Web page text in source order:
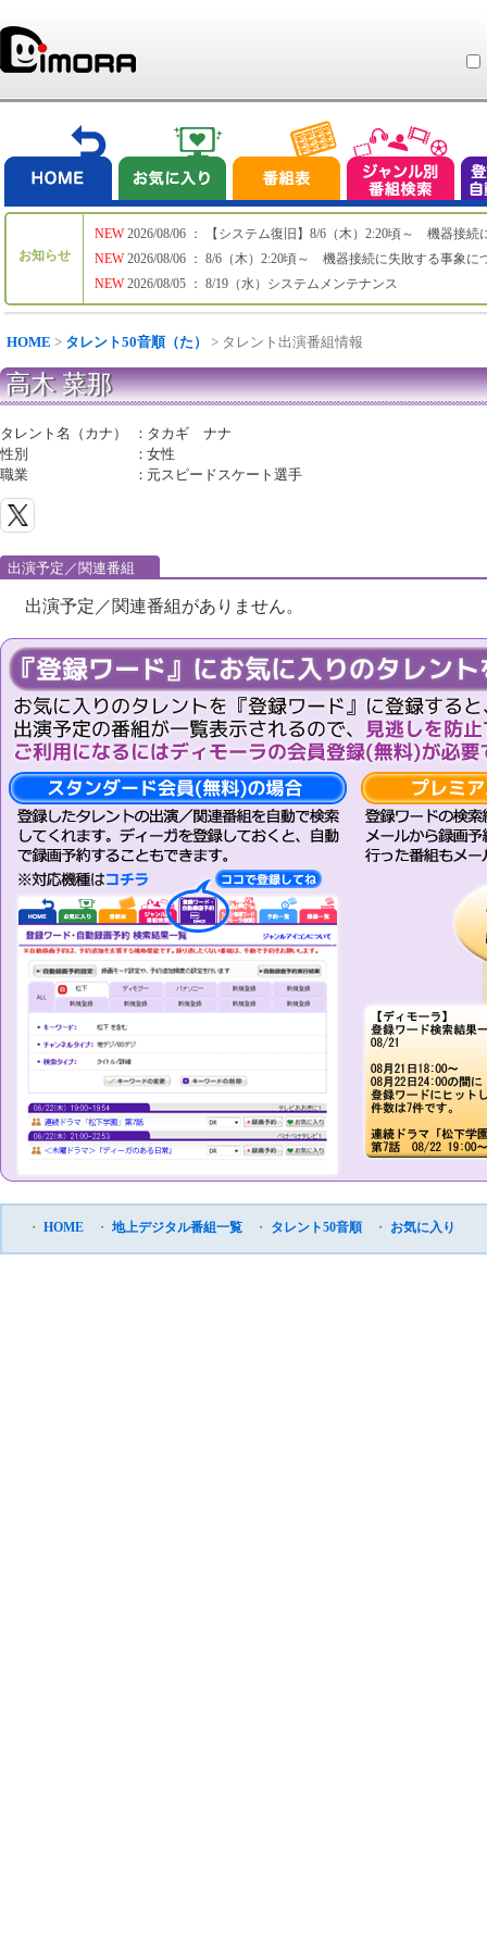
お知らせ
NEW
NEW
NEW
2026/08/06 ： 【システム復旧】8/6（木）2:20頃～ 機器接続
2026/08/06 ： 8/6（木）2:20頃～ 機器接続に失敗する事象に
2026/08/05 ： 8/19（水）システムメンテナンス
HOME > タレント50音順（た） > タレント出演番組情報
高木 菜那
タレント名（カナ） ： タカギ ナナ
性別
：女性
職業
： 元スピードスケート選手
出演予定／関連番組
出演予定／関連番組がありません。
・ HOME ・ 地上デジタル番組一覧 ・ タレント50音順 ・ お気に入り